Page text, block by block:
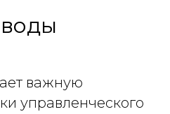
важную
управленческого